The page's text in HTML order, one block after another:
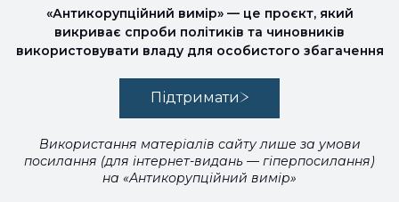
«Антикорупційний вимір» — це проєкт, який
викриває спроби політиків та чиновників
використовувати владу для особистого збагачення
Підтримати
Використання матеріалів сайту лише за умови
посилання (для інтернет-видань — гіперпосилання)
на «Антикорупційний вимір»